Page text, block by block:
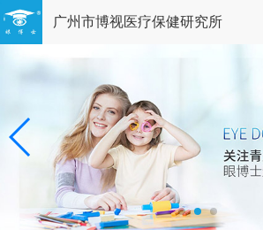
广州市博视医疗保健研究所